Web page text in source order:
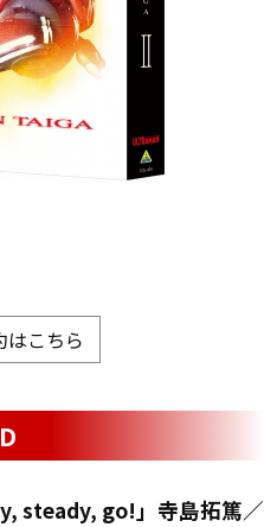
はこちら
steady, go!」寺島拓篤／